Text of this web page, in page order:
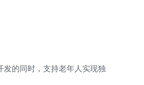
的同时，支持老年人实现独